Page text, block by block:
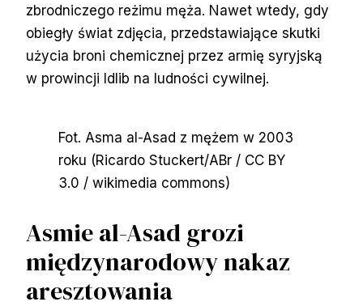
zbrodniczego reżimu męża. Nawet wtedy, gdy
obiegły świat zdjęcia, przedstawiające skutki
użycia broni chemicznej przez armię syryjską
w prowincji Idlib na ludności cywilnej.
Fot. Asma al-Asad z mężem w 2003
roku (Ricardo Stuckert/ABr / CC BY
3.0 / wikimedia commons)
Asmie al-Asad grozi
międzynarodowy nakaz
aresztowania